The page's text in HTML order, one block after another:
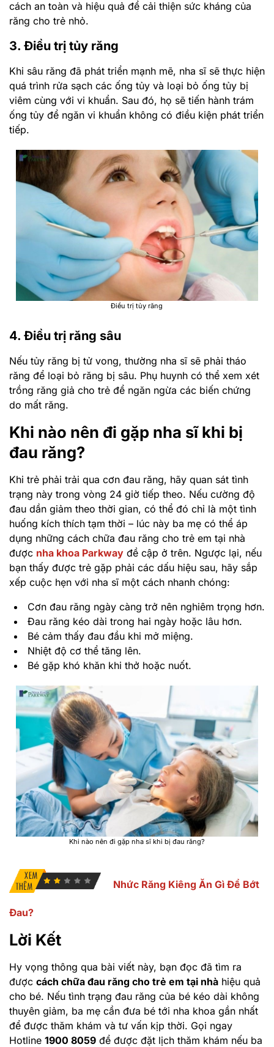
cách an toàn và hiệu quả để cải thiện sức kháng của
răng cho trẻ nhỏ.
3. Điều trị tủy răng
Khi sâu răng đã phát triển mạnh mẽ, nha sĩ sẽ thực hiện
quá trình rửa sạch các ống tủy và loại bỏ ống tủy bị
viêm cùng với vi khuẩn. Sau đó, họ sẽ tiến hành trám
ống tủy để ngăn vi khuẩn không có điều kiện phát triển
tiếp.
Điều trị tủy răng
4. Điều trị răng sâu
Nếu tủy răng bị tử vong, thường nha sĩ sẽ phải tháo
răng để loại bỏ răng bị sâu. Phụ huynh có thể xem xét
trồng răng giả cho trẻ để ngăn ngừa các biến chứng
do mất răng.
Khi nào nên đi gặp nha sĩ khi bị
đau răng?
Khi trẻ phải trải qua cơn đau răng, hãy quan sát tình
trạng này trong vòng 24 giờ tiếp theo. Nếu cường độ
đau dần giảm theo thời gian, có thể đó chỉ là một tình
huống kích thích tạm thời – lúc này ba mẹ có thể áp
dụng những cách chữa đau răng cho trẻ em tại nhà
được nha khoa Parkway đề cập ở trên. Ngược lại, nếu
bạn thấy được trẻ gặp phải các dấu hiệu sau, hãy sắp
xếp cuộc hẹn với nha sĩ một cách nhanh chóng:
Cơn đau răng ngày càng trở nên nghiêm trọng hơn.
Đau răng kéo dài trong hai ngày hoặc lâu hơn.
Bé cảm thấy đau đầu khi mở miệng.
Nhiệt độ cơ thể tăng lên.
Bé gặp khó khăn khi thở hoặc nuốt.
Khi nào nên đi gặp nha sĩ khi bị đau răng?
Nhức Răng Kiêng Ăn Gì Để Bớt
Đau?
Lời Kết
Hy vọng thông qua bài viết này, bạn đọc đã tìm ra
được cách chữa đau răng cho trẻ em tại nhà hiệu quả
cho bé. Nếu tình trạng đau răng của bé kéo dài không
thuyên giảm, ba mẹ cần đưa bé tới nha khoa gần nhất
để được thăm khám và tư vấn kịp thời. Gọi ngay
Hotline 1900 8059 để được đặt lịch thăm khám nếu ba